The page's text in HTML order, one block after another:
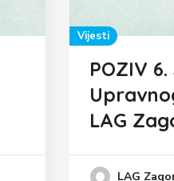
Vijesti
POZIV
LAG
LAG